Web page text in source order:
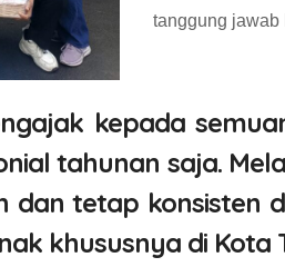
tanggung jawab
kepada
tahunan saja.
dan tetap konsisten
khususnya di Kota